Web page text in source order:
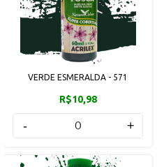
VERDE ESMERALDA - 571
R$10,98
- +